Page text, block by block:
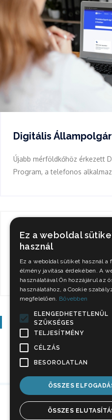
Digitális
Újabb mérföldkőhöz érkezett
Program, a telefonos
Keresés
Szavazás
Ez a weboldal
használ
Ez a weboldal sütiket használ a
élmény javítása érdekében. A
használatával Ön hozzájárul az
használatához, a Cookie
megfelelően. Bővebben
ELENGEDHETETLENÜL
SZÜKSÉGES
TELJESÍTMÉNY
CÉLZÁS
BESOROLATLAN
ÖSSZES
ÖSSZES